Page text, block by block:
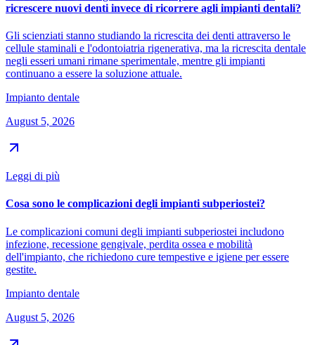
ricrescere nuovi denti invece di ricorrere agli impianti dentali?
Gli scienziati stanno studiando la ricrescita dei denti attraverso le
cellule staminali e l'odontoiatria rigenerativa, ma la ricrescita dentale
negli esseri umani rimane sperimentale, mentre gli impianti
continuano a essere la soluzione attuale.
Impianto dentale
August 5, 2026
Leggi di più
Cosa sono le complicazioni degli impianti subperiostei?
Le complicazioni comuni degli impianti subperiostei includono
infezione, recessione gengivale, perdita ossea e mobilità
dell'impianto, che richiedono cure tempestive e igiene per essere
gestite.
Impianto dentale
August 5, 2026